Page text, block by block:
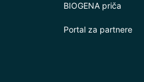
BIOGENA priča
Portal za partnere